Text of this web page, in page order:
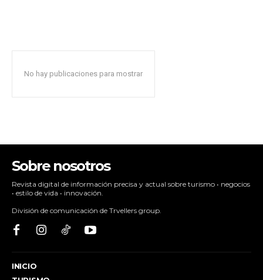
No hay publicaciones para mostrar
Sobre nosotros
Revista digital de información precisa y actual sobre turismo • negocios
• estilo de vida • innovación.
División de comunicación de Trvellers group.
INICIO